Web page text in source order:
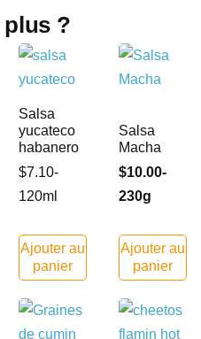
plus ?
Salsa
yucateco
habanero
$7.10-
120ml
Ajouter au
panier
Salsa
Macha
$10.00-
230g
Ajouter au
panier